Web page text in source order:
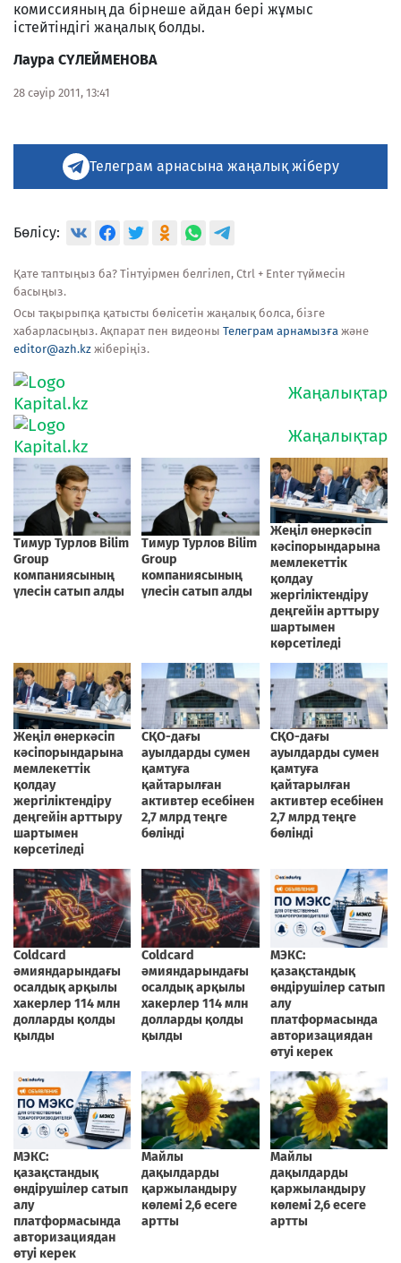
комиссияның да бірнеше айдан бері жұмыс
істейтіндігі жаңалық болды.
Лаура СҮЛЕЙМЕНОВА
28 сәуір 2011, 13:41
Телеграм арнасына жаңалық жіберу
Бөлісу:
Қате таптыңыз ба? Тінтуірмен белгілеп, Ctrl + Enter түймесін
басыңыз.
Осы тақырыпқа қатысты бөлісетін жаңалық болса, бізге
хабарласыңыз. Ақпарат пен видеоны Телеграм арнамызға және
editor@azh.kz жіберіңіз.